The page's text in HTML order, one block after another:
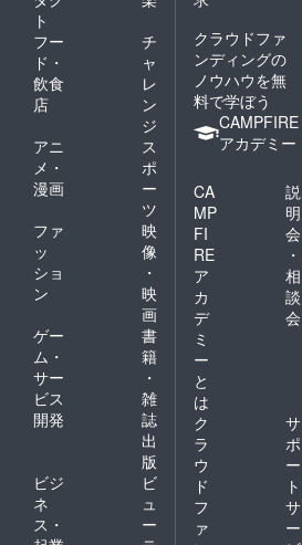
ト
フー
ド・
飲食
店
チ
ャ
レ
ン
ジ
アニ
メ・
漫画
ス
ポ
ー
ツ
ファ
ッ
ショ
ン
映
像
・
映
画
ゲー
ム・
サー
ビス
開発
書
籍
・
雑
誌
出
版
ビジ
ネ
ス・
ビ
ュ
ー
クラウドファ
ンディングの
ノウハウを無
料で学ぼう
CAMPFIRE
アカデミー
CA
MP
FI
RE
ア
カ
デ
ミ
ー
と
は
説
明
会
・
相
談
会
ク
ラ
ウ
ド
フ
ァ
サ
ポ
ー
ト
サ
ー